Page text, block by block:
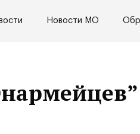
Новости МО